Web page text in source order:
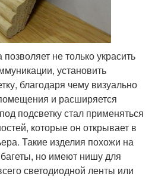
не только украсить
установить
благодаря чему визуально
и расширяется
подсветку стал применяться
которые он открывает в
Такие изделия похожи на
но имеют нишу для
светодиодной ленты или